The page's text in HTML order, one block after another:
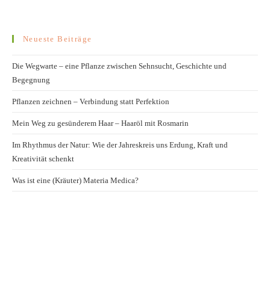
Neueste Beiträge
Die Wegwarte – eine Pflanze zwischen Sehnsucht, Geschichte und
Begegnung
Pflanzen zeichnen – Verbindung statt Perfektion
Mein Weg zu gesünderem Haar – Haaröl mit Rosmarin
Im Rhythmus der Natur: Wie der Jahreskreis uns Erdung, Kraft und
Kreativität schenkt
Was ist eine (Kräuter) Materia Medica?